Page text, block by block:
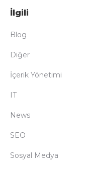
İlgili
Blog
Diğer
İçerik Yönetimi
IT
News
SEO
Sosyal Medya